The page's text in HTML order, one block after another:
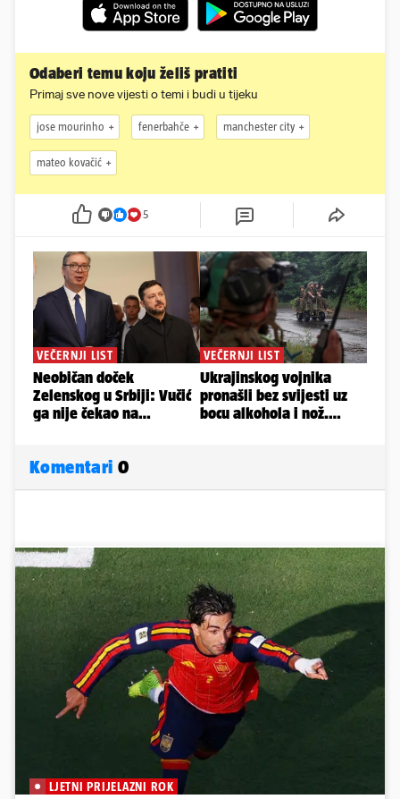
Odaberi temu koju želiš pratiti
Primaj sve nove vijesti o temi i budi u tijeku
jose mourinho fenerbahče manchester city
mateo kovačić
5
Komentari 0
LJETNI PRIJELAZNI ROK